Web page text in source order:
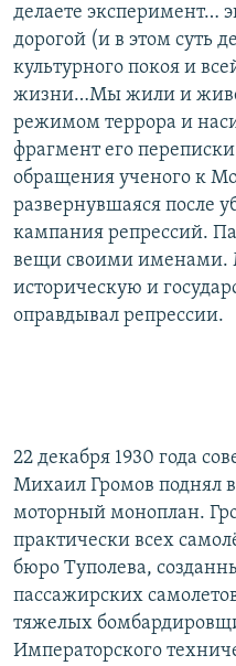
делаете эксперимент…
дорогой (и в этом суть
культурного покоя и
жизни…Мы жили и
режимом террора и
фрагмент его
обращения ученого к
развернувшаяся после
кампания репрессий.
вещи своими именами.
историческую и
оправдывал репрессии.
22 декабря 1930 года
Михаил Громов поднял
моторный моноплан.
практически всех
бюро Туполева,
пассажирских
тяжелых
Императорского